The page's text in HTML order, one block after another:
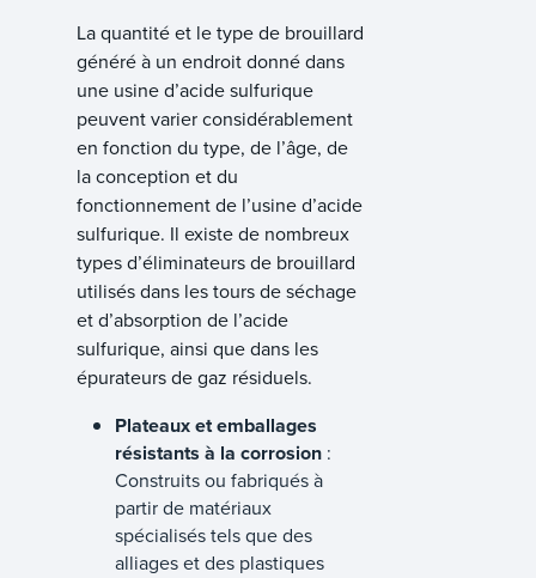
La quantité et le type de brouillard
généré à un endroit donné dans
une usine d’acide sulfurique
peuvent varier considérablement
en fonction du type, de l’âge, de
la conception et du
fonctionnement de l’usine d’acide
sulfurique. Il existe de nombreux
types d’éliminateurs de brouillard
utilisés dans les tours de séchage
et d’absorption de l’acide
sulfurique, ainsi que dans les
épurateurs de gaz résiduels.
Plateaux et emballages
résistants à la corrosion :
Construits ou fabriqués à
partir de matériaux
spécialisés tels que des
alliages et des plastiques